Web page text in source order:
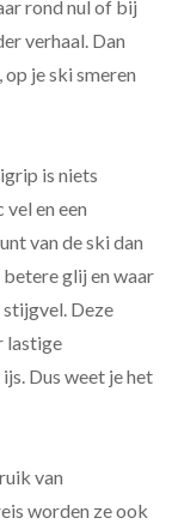
rond nul of bij
verhaal. Dan
je ski smeren
is niets
en een
van de ski dan
glij en waar
Deze
lastige
Dus weet je het
van
worden ze ook